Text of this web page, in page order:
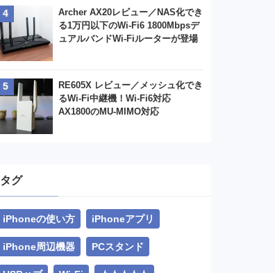
Archer AX20レビュー／NAS化でき
る1万円以下のWi-Fi6 1800Mbpsデ
ュアルバンドWi-Fiルーターが登場
RE605X レビュー／メッシュ化でき
るWi-Fi中継機！Wi-Fi6対応
AX1800のMU-MIMO対応
タグ
iPhoneの使い方 iPhoneアプリ
iPhone周辺機器 PCスタンド